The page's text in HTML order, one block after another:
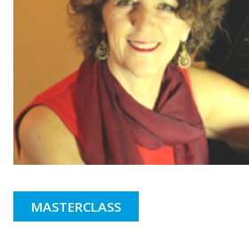
MASTERCLASS